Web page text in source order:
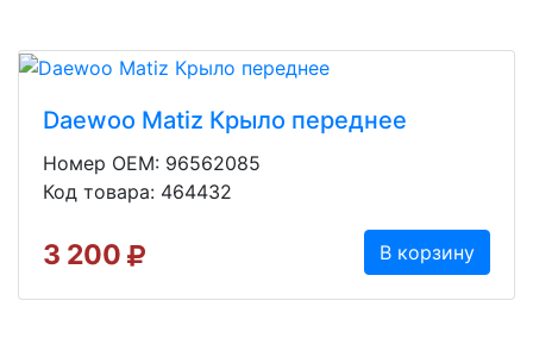
Daewoo Matiz Крыло переднее
Номер OEM: 96562085
Код товара: 464432
3 200 В корзину